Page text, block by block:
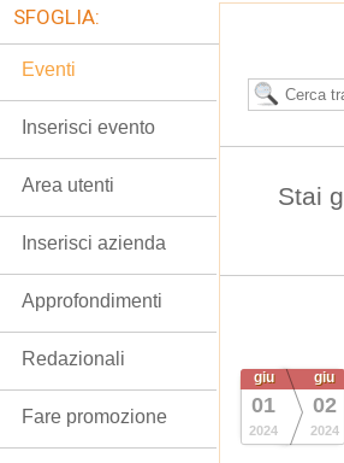
Stai
giu
01
2024
giu
02
2024
SFOGLIA:
Eventi
Inserisci evento
Area utenti
Inserisci azienda
Approfondimenti
Redazionali
Fare promozione